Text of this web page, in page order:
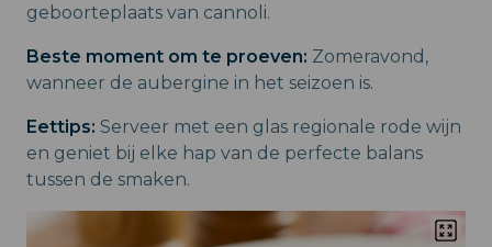
geboorteplaats van cannoli.
Beste moment om te proeven: Zomeravond,
wanneer de aubergine in het seizoen is.
Eettips: Serveer met een glas regionale rode wijn
en geniet bij elke hap van de perfecte balans
tussen de smaken.